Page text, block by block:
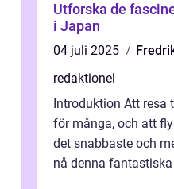
Utforska de
i Japan
04 juli 2025
redaktionel
Introduktion Att resa
för många, och att
det snabbaste och
nå denna